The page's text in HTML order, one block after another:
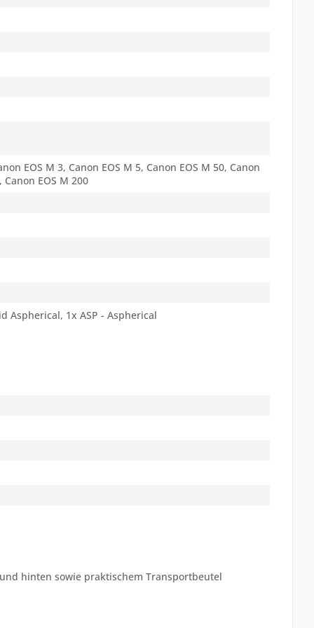
EOS M 3, Canon EOS M 5, Canon EOS M 50, Canon
Canon EOS M 200
Aspherical, 1x ASP - Aspherical
hinten sowie praktischem Transportbeutel